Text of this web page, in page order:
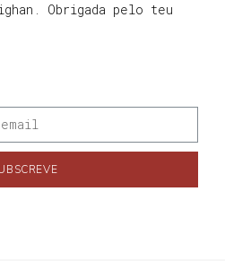
Obrigada pelo teu